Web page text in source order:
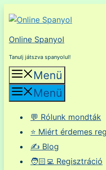
Online Spanyol
Tanulj játszva spanyolul!
Menü
Menü
💬 Rólunk mondták
⭐ Miért érdemes
✍️ Blog
🧑🏻‍💻 Regisztráció